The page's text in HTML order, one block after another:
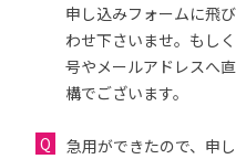
申し込みフォームに飛
わせ下さいませ。もし
号やメールアドレスへ
構でございます。
急用ができたので、申